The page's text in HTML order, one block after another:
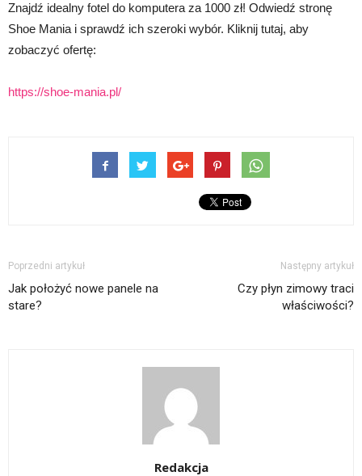
Znajdź idealny fotel do komputera za 1000 zł! Odwiedź stronę
Shoe Mania i sprawdź ich szeroki wybór. Kliknij tutaj, aby
zobaczyć ofertę:
https://shoe-mania.pl/
Poprzedni artykuł
Jak położyć nowe panele na
stare?
Następny artykuł
Czy płyn zimowy traci
właściwości?
Redakcja